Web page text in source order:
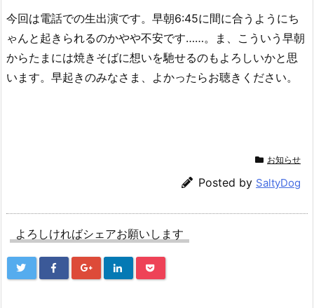
今回は電話での生出演です。早朝6:45に間に合うようにち
ゃんと起きられるのかやや不安です……。ま、こういう早朝
からたまには焼きそばに想いを馳せるのもよろしいかと思
います。早起きのみなさま、よかったらお聴きください。
お知らせ
Posted by SaltyDog
よろしければシェアお願いします